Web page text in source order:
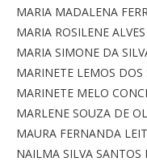
MARIA MADALENA
MARIA ROSILENE ALVES
MARIA SIMONE DA
MARINETE LEMOS
MARINETE MELO
MARLENE SOUZA DE
MAURA FERNANDA
NAILMA SILVA SANTOS